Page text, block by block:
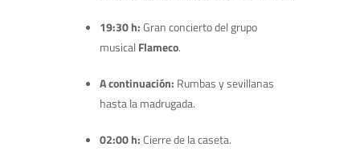
19:30 h:Gran concierto del grupo
musical Flameco.
A continuación: Rumbas y sevillanas
hasta la madrugada.
02:00 h:Cierre de la caseta.